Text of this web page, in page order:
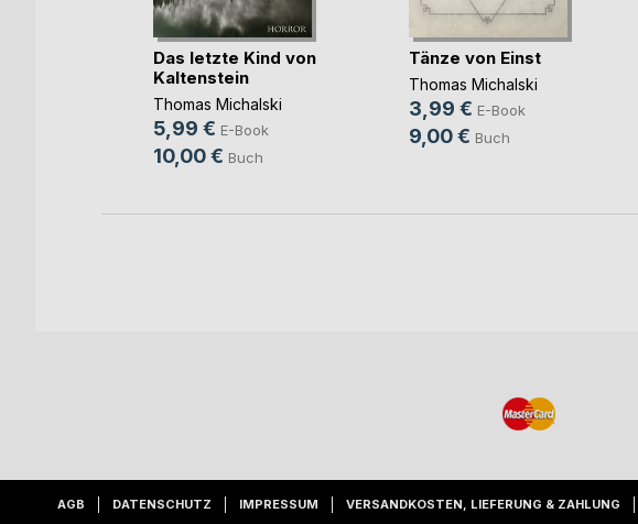
Das letzte Kind von
Kaltenstein
Thomas Michalski
5,99 € E-Book
10,00 € Buch
Tänze von Einst
Thomas Michalski
3,99 € E-Book
9,00 € Buch
AGB DATENSCHUTZ IMPRESSUM VERSANDKOSTEN, LIEFERUNG & ZAHLUNG